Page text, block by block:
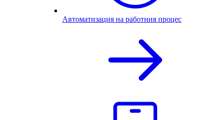
Автоматизация на работния процес